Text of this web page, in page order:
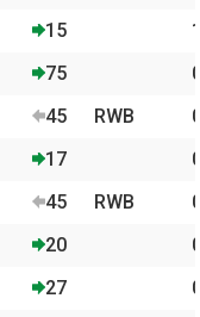
15
75
45 RWB
17
45 RWB
20
27